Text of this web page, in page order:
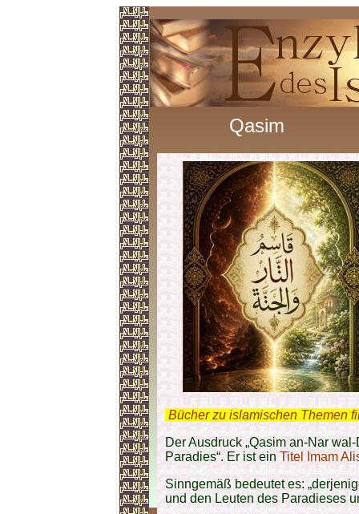
Qasim
Bücher zu islamischen Themen
Der Ausdruck „Qasim an-Nar
Paradies“. Er ist einTitel Imam
Sinngemäß bedeutet es:
und den Leuten des Paradieses